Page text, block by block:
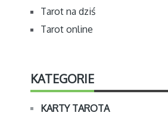
Tarot na dziś
Tarot online
KATEGORIE
KARTY TAROTA